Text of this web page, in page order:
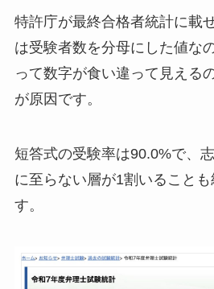
特許庁が最終合格者統計に載
は受験者数を分母にした値な
って数字が食い違って見える
が原因です。
短答式の受験率は90.0%で、
に至らない層が1割いること
す。